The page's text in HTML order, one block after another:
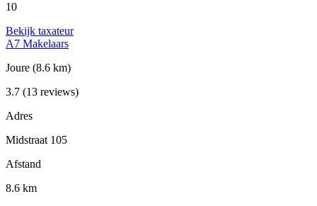
10
Bekijk taxateur
A7 Makelaars
Joure (8.6 km)
3.7 (13 reviews)
Adres
Midstraat 105
Afstand
8.6 km